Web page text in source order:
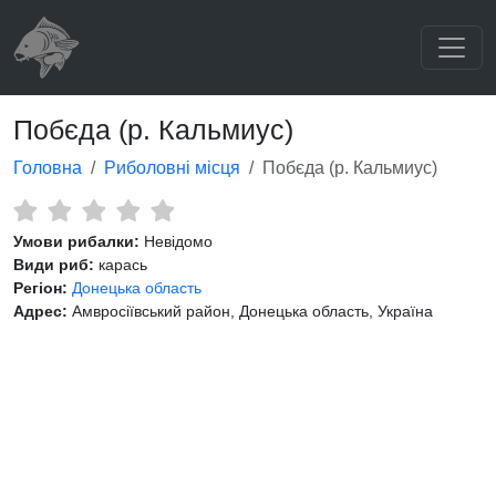
Побєда (р. Кальмиус)
Головна Риболовні місця Побєда (р. Кальмиус)
Умови рибалки: Невідомо
Види риб: карась
Регіон: Донецька область
Адрес: Амвросіївський район, Донецька область, Україна